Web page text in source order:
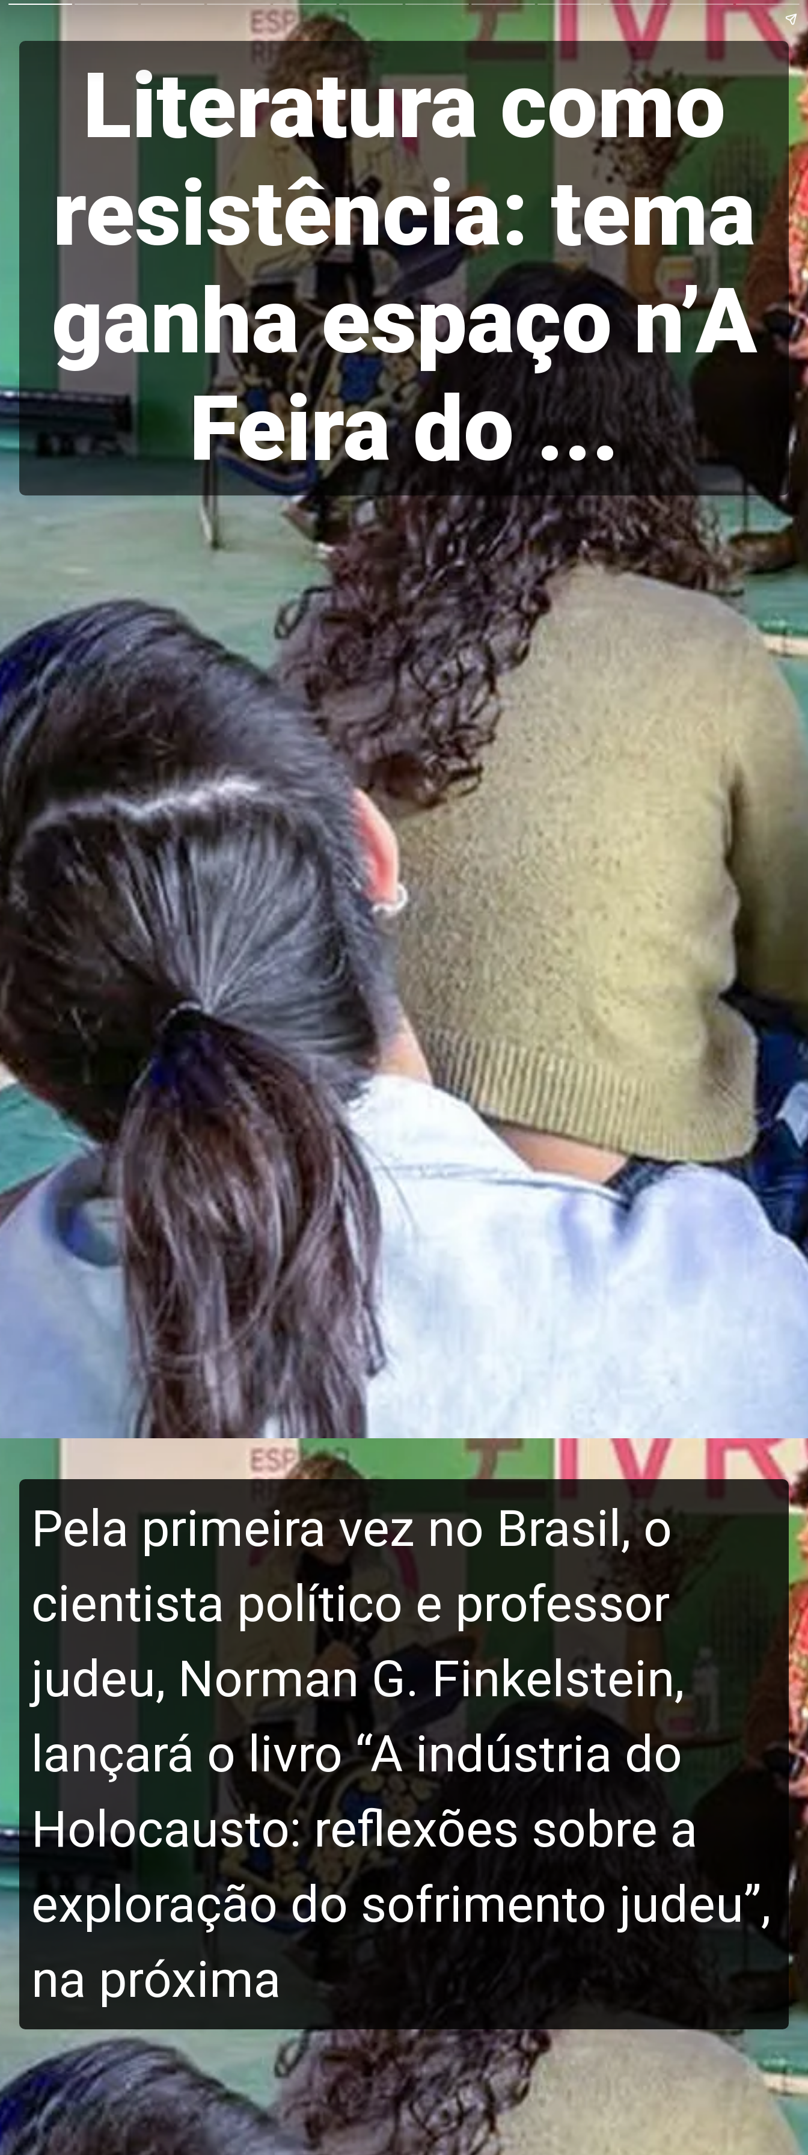
Literatura como
resistência: tema
ganha espaço n’A
Feira do ...
Pela primeira vez no Brasil, o
cientista político e professor
judeu, Norman G. Finkelstein,
lançará o livro “A indústria do
Holocausto: reflexões sobre a
exploração do sofrimento judeu”,
na próxima